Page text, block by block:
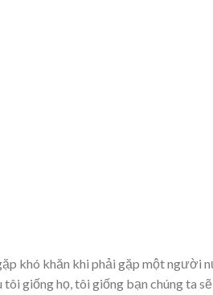
khó khăn khi phải gặp một người
giống họ, tôi giống bạn chúng ta